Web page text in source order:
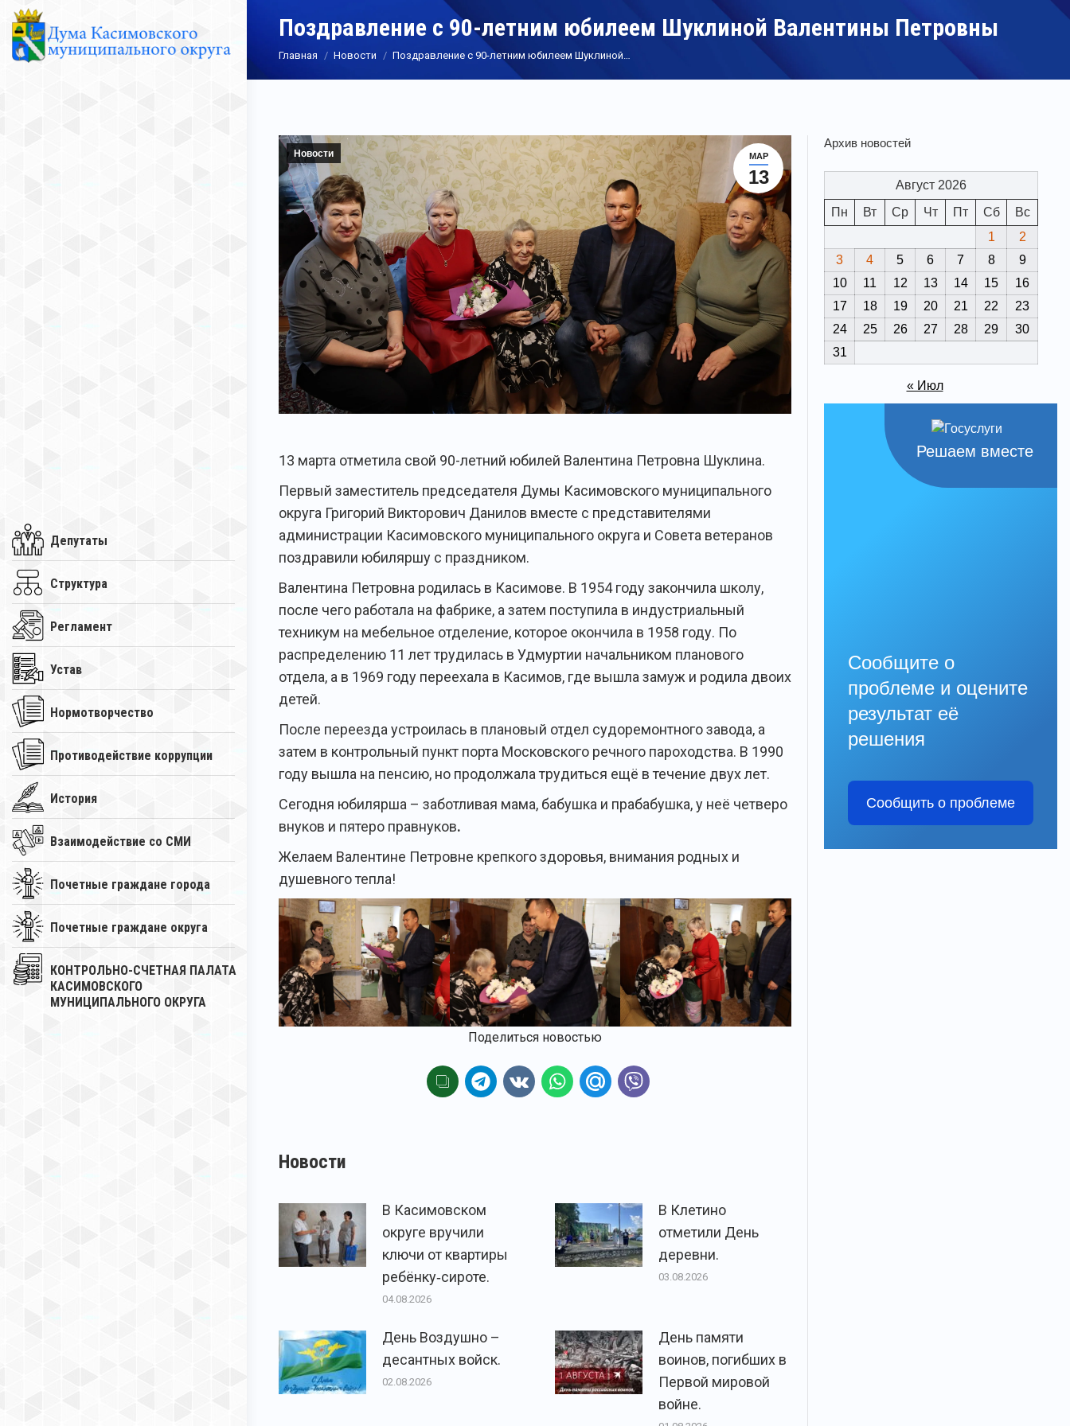
Депутаты
Структура
Регламент
Устав
Нормотворчество
Противодействие коррупции
История
Взаимодействие со СМИ
Почетные граждане города
Почетные граждане округа
КОНТРОЛЬНО-СЧЕТНАЯ ПАЛАТА
КАСИМОВСКОГО
МУНИЦИПАЛЬНОГО ОКРУГА
Поздравление с 90-летним юбилеем Шуклиной Валентины Петровны
Вы здесь:
Главная Новости Поздравление с 90-летним юбилеем Шуклиной…
МАР
13
Новости
13 марта отметила свой 90-летний юбилей Валентина Петровна Шуклина.
Первый заместитель председателя Думы Касимовского муниципального
округа Григорий Викторович Данилов вместе с представителями
администрации Касимовского муниципального округа и Совета ветеранов
поздравили юбиляршу с праздником.
Валентина Петровна родилась в Касимове. В 1954 году закончила школу,
после чего работала на фабрике, а затем поступила в индустриальный
техникум на мебельное отделение, которое окончила в 1958 году. По
распределению 11 лет трудилась в Удмуртии начальником планового
отдела, а в 1969 году переехала в Касимов, где вышла замуж и родила двоих
детей.
После переезда устроилась в плановый отдел судоремонтного завода, а
затем в контрольный пункт порта Московского речного пароходства. В 1990
году вышла на пенсию, но продолжала трудиться ещё в течение двух лет.
Сегодня юбилярша – заботливая мама, бабушка и прабабушка, у неё четверо
внуков и пятеро правнуков.
Желаем Валентине Петровне крепкого здоровья, внимания родных и
душевного тепла!
Поделиться новостью
Новости
В Касимовском
округе вручили
ключи от квартиры
ребёнку‑сироте.
04.08.2026
В Клетино
отметили День
деревни.
03.08.2026
День Воздушно –
десантных войск.
02.08.2026
День памяти
воинов, погибших в
Первой мировой
войне.
Архив новостей
Август 2026
Пн
Вт Ср Чт Пт Сб
Вс
1
2
3
4 5 6 7 8
9
10
11 12 13 14 15
16
17
18 19 20 21 22
23
24
25 26 27 28 29
30
31
« Июл
Решаем вместе
Сообщите о
проблеме и оцените
результат её
решения
Сообщить о проблеме